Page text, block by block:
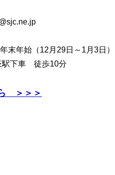
末年始（12月29日～1月3日）
下車 徒歩10分
＞＞＞